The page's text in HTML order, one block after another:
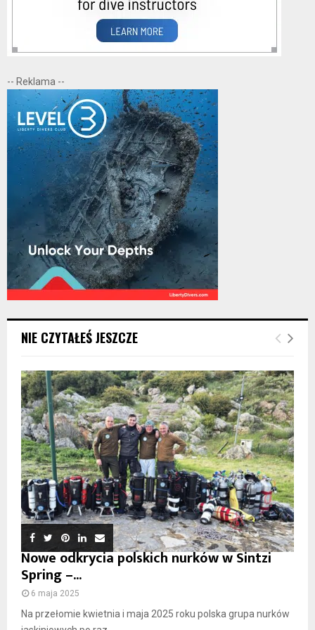
-- Reklama --
NIE CZYTAŁEŚ JESZCZE
Nowe odkrycia polskich nurków w Sintzi
Spring –...
6 maja 2025
Na przełomie kwietnia i maja 2025 roku polska grupa nurków